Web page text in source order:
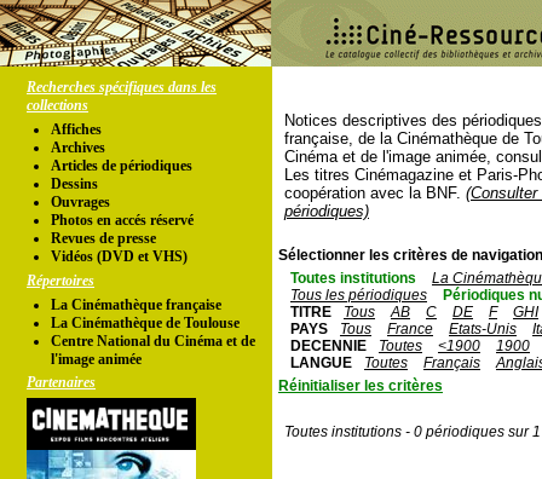
Recherches spécifiques dans les
collections
Affiches
Archives
Articles de périodiques
Dessins
Ouvrages
Photos en accés réservé
Revues de presse
Vidéos (DVD et VHS)
Répertoires
La Cinémathèque française
La Cinémathèque de Toulouse
Centre National du Cinéma et de
l'image animée
Partenaires
Notices descriptives des
française, de la Cinémathèque de
Cinéma et de l'image animée,
Les titres Cinémagazine et Paris-
coopération avec la BNF.
périodiques)
Sélectionner les critères de
Toutes institutions
La
Tous les périodiques
Périodiques
TITRE
Tous AB C DE F
GHI
PAYS
Tous France Etats-Unis
DECENNIE
Toutes <1900
1900
LANGUE
Toutes Français
Réinitialiser les critères
Toutes institutions - 0 périodiques sur